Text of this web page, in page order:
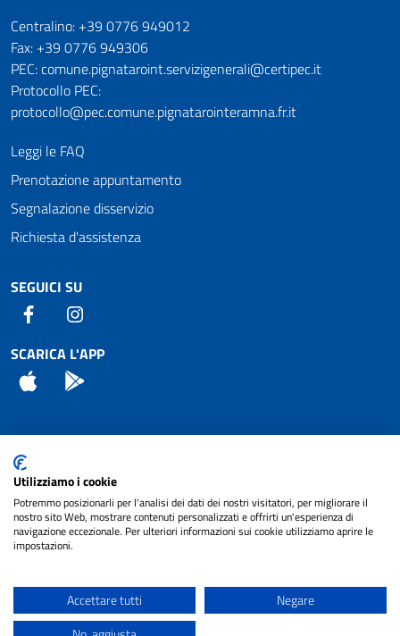
Numeri utili
Centralino: +39 0776 949012
Fax: +39 0776 949306
PEC: comune.pignataroint.servizigenerali@certipec.it
Protocollo PEC:
protocollo@pec.comune.pignatarointeramna.fr.it
Leggi le FAQ
Prenotazione appuntamento
Segnalazione disservizio
Richiesta d'assistenza
SEGUICI SU
Facebook
SCARICA L'APP
App Store
Attuazione Misure PNRR
Piano di miglioramento del sito
Note legali
cura diNET SMART
Utilizziamo i cookie
Potremmo posizionarli per l'analisi dei dati dei nostri visitatori, per migliorare il
nostro sito Web, mostrare contenuti personalizzati e offrirti un'esperienza di
navigazione eccezionale. Per ulteriori informazioni sui cookie utilizziamo aprire le
impostazioni.
Accettare tutti
Negare